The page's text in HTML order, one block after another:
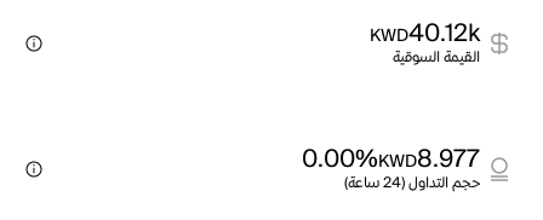
40.12k
KWD
القيمة السوقية
8.977
KWD
0.00%
حجم التداول (24 ساعة)